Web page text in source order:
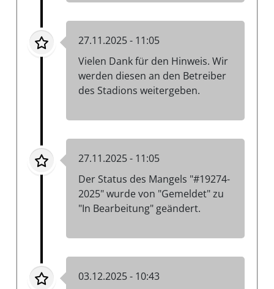
27.11.2025 - 11:05
Vielen Dank für den Hinweis. Wir
werden diesen an den Betreiber
des Stadions weitergeben.
27.11.2025 - 11:05
Der Status des Mangels "#19274-
2025" wurde von "Gemeldet" zu
"In Bearbeitung" geändert.
03.12.2025 - 10:43